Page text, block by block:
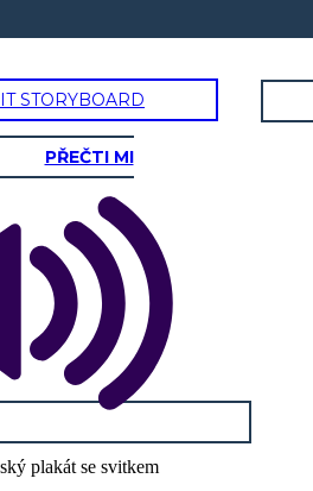
STORYBOARD
PŘEČTI MI